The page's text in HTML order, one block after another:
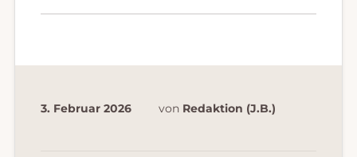
3. Februar 2026 von Redaktion (J.B.)